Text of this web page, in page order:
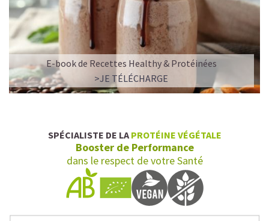
E-book de Recettes Healthy & Protéinées
>JE TÉLÉCHARGE
SPÉCIALISTE DE LA PROTÉINE VÉGÉTALE
Booster de Performance
dans le respect de votre Santé